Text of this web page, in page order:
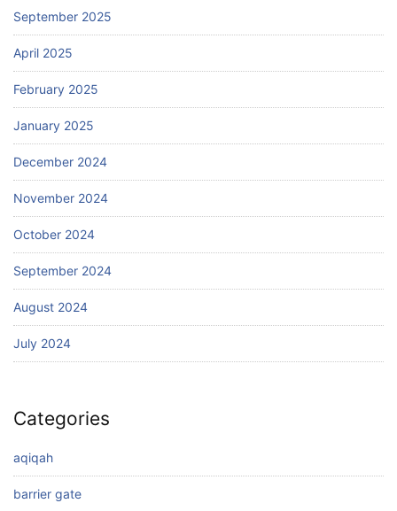
September 2025
April 2025
February 2025
January 2025
December 2024
November 2024
October 2024
September 2024
August 2024
July 2024
Categories
aqiqah
barrier gate